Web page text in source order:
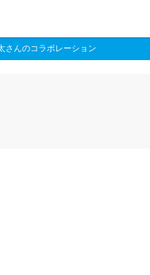
さんのコラボレーション